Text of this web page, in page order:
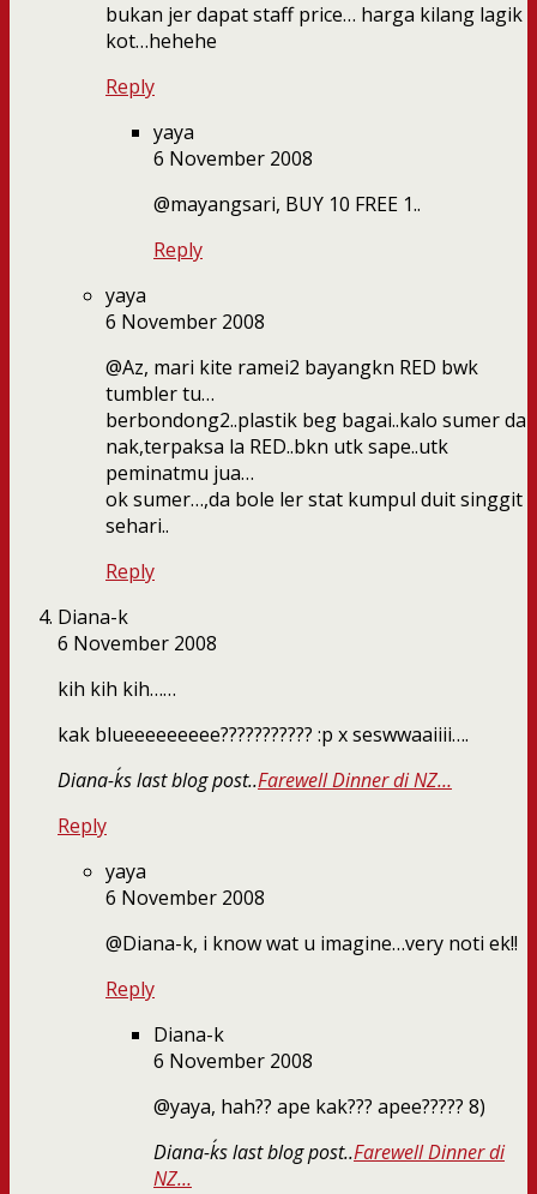
bukan jer dapat staff price… harga kilang lagik
kot…hehehe
Reply
yaya
6 November 2008
@mayangsari, BUY 10 FREE 1..
Reply
yaya
6 November 2008
@Az, mari kite ramei2 bayangkn RED bwk
tumbler tu…
berbondong2..plastik beg bagai..kalo sumer da
nak,terpaksa la RED..bkn utk sape..utk
peminatmu jua…
ok sumer…,da bole ler stat kumpul duit singgit
sehari..
Reply
Diana-k
6 November 2008
kih kih kih……
kak blueeeeeeeee??????????? :p x seswwaaiiii….
Diana-k´s last blog post..Farewell Dinner di NZ…
Reply
yaya
6 November 2008
@Diana-k, i know wat u imagine…very noti ek!!
Reply
Diana-k
6 November 2008
@yaya, hah?? ape kak??? apee????? 8)
Diana-k´s last blog post..Farewell Dinner di
NZ…